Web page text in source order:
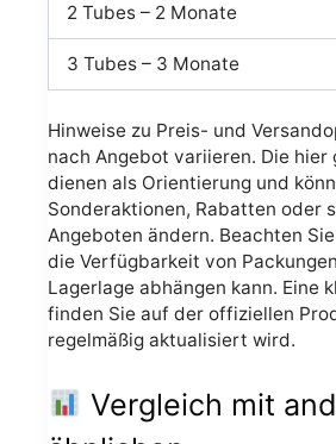
2 Tubes – 2 Monate
3 Tubes – 3 Monate
Hinweise zu Preis- und
nach Angebot variieren. Die hier
dienen als Orientierung und
Sonderaktionen, Rabatten oder
Angeboten ändern. Beachten
die Verfügbarkeit von
Lagerlage abhängen kann. Eine
finden Sie auf der offiziellen
regelmäßig aktualisiert wird.
Vergleich mit